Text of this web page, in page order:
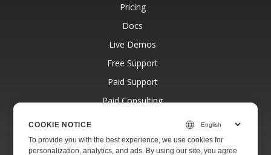
Pricing
Docs
Live Demos
Free Support
Paid Support
Paid Consulting
Websites
COOKIE NOTICE
To provide you with the best experience, we use cookies for
personalization, analytics, and ads. By using our site, you agree